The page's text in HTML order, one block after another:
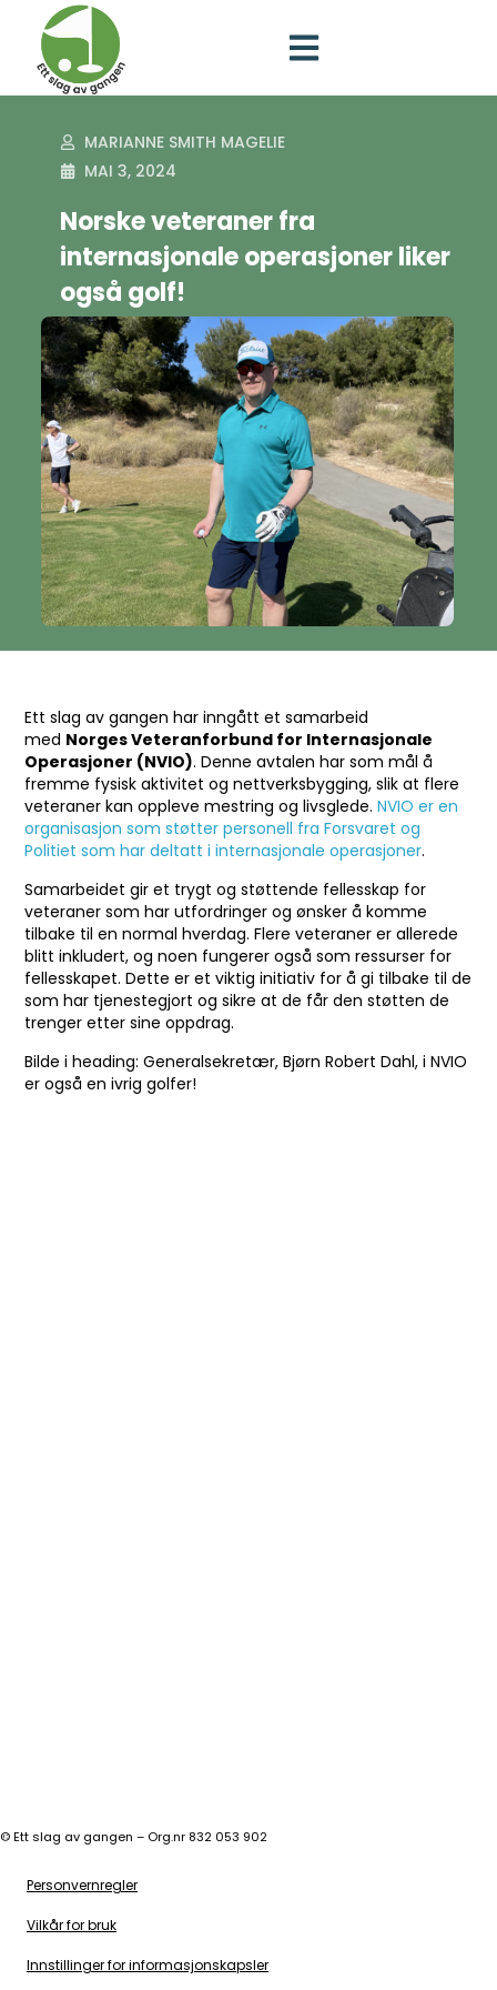
MARIANNE SMITH MAGELIE
MAI 3, 2024
Norske veteraner fra
internasjonale operasjoner liker
også golf!
Ett slag av gangen har inngått et samarbeid
med Norges Veteranforbund for Internasjonale
Operasjoner (NVIO). Denne avtalen har som mål å
fremme fysisk aktivitet og nettverksbygging, slik at flere
veteraner kan oppleve mestring og livsglede.NVIO er en
organisasjon som støtter personell fra Forsvaret og
Politiet som har deltatt i internasjonale operasjoner.
Samarbeidet gir et trygt og støttende fellesskap for
veteraner som har utfordringer og ønsker å komme
tilbake til en normal hverdag. Flere veteraner er allerede
blitt inkludert, og noen fungerer også som ressurser for
fellesskapet. Dette er et viktig initiativ for å gi tilbake til de
som har tjenestegjort og sikre at de får den støtten de
trenger etter sine oppdrag.
Bilde i heading: Generalsekretær, Bjørn Robert Dahl, i NVIO
er også en ivrig golfer!
©Ett slag av gangen – Org.nr 832 053 902
Personvernregler
Vilkår for bruk
Innstillinger for informasjonskapsler